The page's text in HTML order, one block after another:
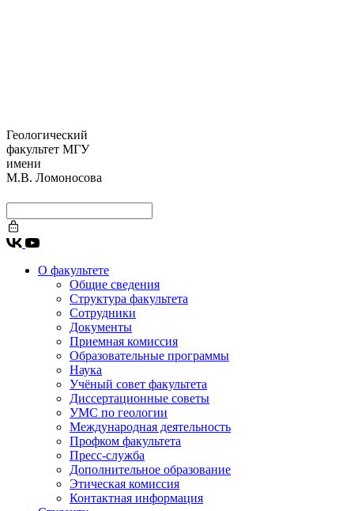
Геологический
факультет МГУ
имени
М.В. Ломоносова
О факультете
Общие сведения
Структура факультета
Сотрудники
Документы
Приемная комиссия
Образовательные программы
Наука
Учёный совет факультета
Диссертационные советы
УМС по геологии
Международная деятельность
Профком факультета
Пресс-служба
Дополнительное образование
Этическая комиссия
Контактная информация